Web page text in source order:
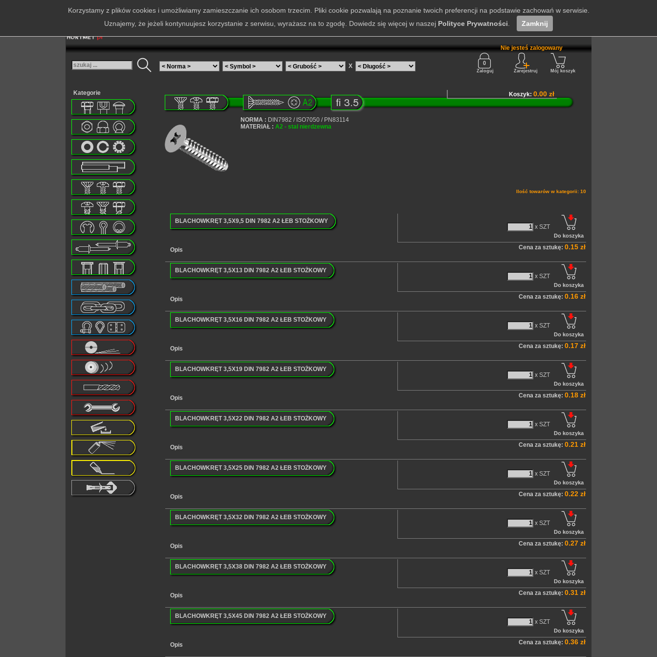
X
Nie jesteś zalogowany
Zaloguj Zarejestruj Mój koszyk
Kategorie
NORMA : DIN7982 / ISO7050 / PN83114
MATERIAŁ : A2 - stal nierdzewna
Ilość towarów w kategorii: 10
BLACHOWKRĘT 3,5X9,5 DIN 7982 A2 ŁEB STOŻKOWY
Opis
x SZT
Cena za sztukę: 0.15 zł
BLACHOWKRĘT 3,5X13 DIN 7982 A2 ŁEB STOŻKOWY
Opis
x SZT
Cena za sztukę: 0.16 zł
BLACHOWKRĘT 3,5X16 DIN 7982 A2 ŁEB STOŻKOWY
Opis
x SZT
Cena za sztukę: 0.17 zł
BLACHOWKRĘT 3,5X19 DIN 7982 A2 ŁEB STOŻKOWY
Opis
x SZT
Cena za sztukę: 0.18 zł
BLACHOWKRĘT 3,5X22 DIN 7982 A2 ŁEB STOŻKOWY
Opis
x SZT
Cena za sztukę: 0.21 zł
BLACHOWKRĘT 3,5X25 DIN 7982 A2 ŁEB STOŻKOWY
Opis
x SZT
Cena za sztukę: 0.22 zł
BLACHOWKRĘT 3,5X32 DIN 7982 A2 ŁEB STOŻKOWY
Opis
x SZT
Cena za sztukę: 0.27 zł
BLACHOWKRĘT 3,5X38 DIN 7982 A2 ŁEB STOŻKOWY
Opis
x SZT
Cena za sztukę: 0.31 zł
BLACHOWKRĘT 3,5X45 DIN 7982 A2 ŁEB STOŻKOWY
Opis
x SZT
Cena za sztukę: 0.36 zł
Koszyk: 0.00 zł
Korzystamy z plików cookies i umożliwiamy zamieszczanie ich osobom trzecim. Pliki cookie pozwalają na poznanie twoich preferencji na podstawie zachowań w serwisie.
Uznajemy, że jeżeli kontynuujesz korzystanie z serwisu, wyrażasz na to zgodę. Dowiedz się więcej w naszej Polityce Prywatności Zamknij